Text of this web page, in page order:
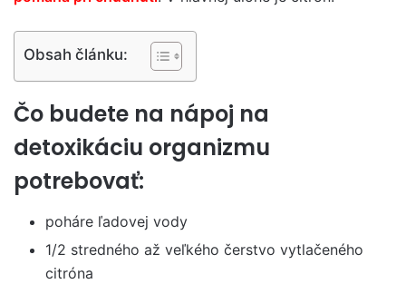
Obsah článku:
Čo budete na nápoj na
detoxikáciu organizmu
potrebovať:
poháre ľadovej vody
1/2 stredného až veľkého čerstvo vytlačeného
citróna